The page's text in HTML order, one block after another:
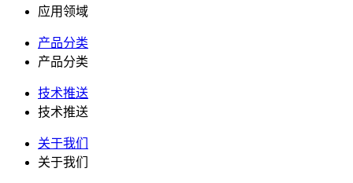
应用领域
产品分类
产品分类
技术推送
技术推送
关于我们
关于我们